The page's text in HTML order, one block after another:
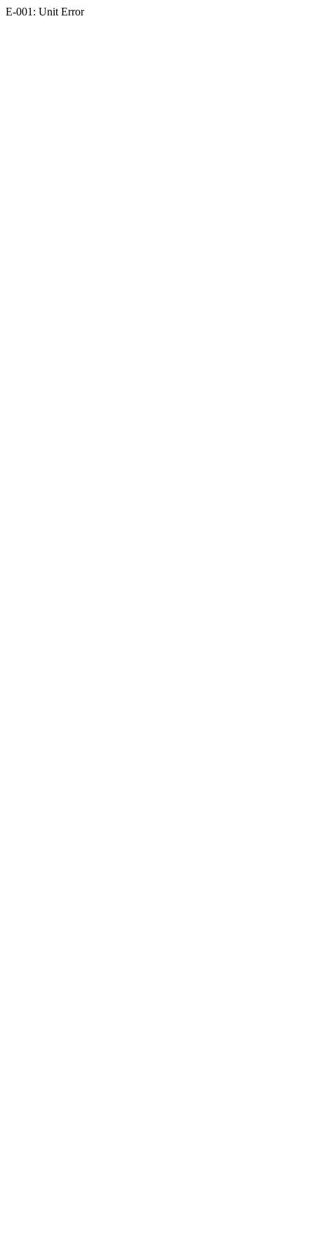
E-001: Unit Error